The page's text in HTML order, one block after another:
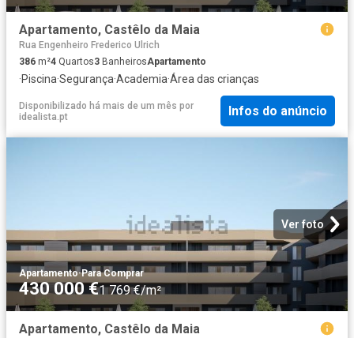
Apartamento, Castêlo da Maia
Rua Engenheiro Frederico Ulrich
386 m²4 Quartos3 BanheirosApartamento
·Piscina·Segurança·Academia·Área das crianças
Disponibilizado há mais de um mês por
idealista.pt
Infos do anúncio
Ver foto
Apartamento·Para Comprar
430 000 €1 769 €/m²
Apartamento, Castêlo da Maia